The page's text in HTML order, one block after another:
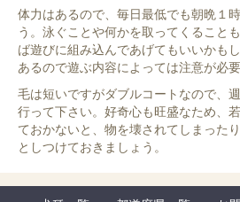
体力はあるので、毎日最低でも朝晩１
う。泳ぐことや何かを取ってくること
ば遊びに組み込んであげてもいいかも
あるので遊ぶ内容によっては注意が必要
毛は短いですがダブルコートなので、
行って下さい。好奇心も旺盛なため、
ておかないと、物を壊されてしまった
としつけておきましょう。